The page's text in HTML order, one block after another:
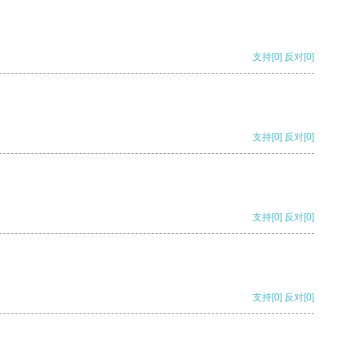
支持[0] 反对[0]
支持[0] 反对[0]
支持[0] 反对[0]
支持[0] 反对[0]